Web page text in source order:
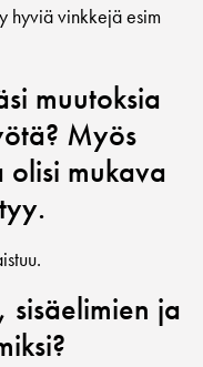
hyviä vinkkejä esim
muutoksia
Myös
olisi mukava
ja